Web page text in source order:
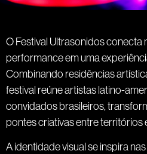
O Festival Ultrasonidos conecta
performance em uma
Combinando residências
festival reúne artistas latino-
convidados brasileiros,
pontes criativas entre territórios
A identidade visual se inspira